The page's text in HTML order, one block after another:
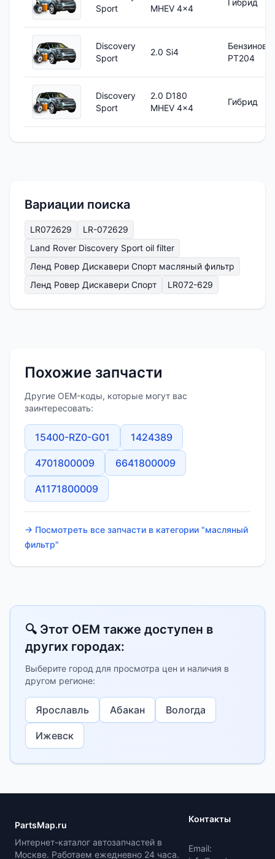
Sport
MHEV 4x4
Гибрид
Discovery
Sport
2.0 Si4
PT204
Discovery
Sport
2.0 D180
MHEV 4x4
Гибрид
Вариации поиска
LR072629
LR-072629
Land Rover Discovery Sport oil filter
Ленд Ровер Дискавери Спорт масляный фильтр
Ленд Ровер Дискавери Спорт
LR072-629
Похожие запчасти
Другие OEM-коды, которые могут вас
заинтересовать:
15400-RZ0-G01 1424389
4701800009 6641800009
A1171800009
→ Посмотреть все запчасти в категории "масляный
фильтр"
🔍 Этот OEM также доступен в
других городах:
Выберите город для просмотра цен и наличия в
другом регионе:
Ярославль Абакан Вологда
Ижевск
PartsMap.ru
Интернет-каталог автозапчастей в
Москве. Работаем ежедневно 24 часа.
Контакты
Email: